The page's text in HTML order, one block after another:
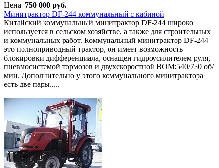
Цена: 750 000 руб.
Минитрактор DF-244 коммунальный с кабиной
Китайский коммунальный минитрактор DF-244 широко
используется в сельском хозяйстве, а также для строительных
и коммунальных работ. Коммунальный минитрактор DF-244
это полноприводный трактор, он имеет возможность
блокировки дифференциала, оснащен гидроусилителем руля,
пневмосистемой тормозов и двухскоростной ВОМ:540/730 об/
мин. Дополнительно у этого коммунального минитрактора
есть две пары.....